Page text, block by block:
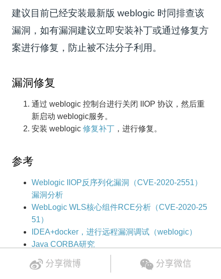
建议目前已经安装最新版 weblogic 时同排查该
漏洞，如有漏洞建议立即安装补丁或通过修复方
案进行修复，防止被不法分子利用。
漏洞修复
通过 weblogic 控制台进行关闭 IIOP 协议，然后重
新启动 weblogic服务。
安装 weblogic修复补丁 ，进行修复。
参考
Weblogic IIOP反序列化漏洞（CVE-2020-2551）
漏洞分析
WebLogic WLS核心组件RCE分析（CVE-2020-25
51）
IDEA+docker，进行远程漏洞调试（weblogic）
Java CORBA研究
基于Java反序列化RCE - 搞懂RMI、JRMP、JNDI
分享微博 分享微信